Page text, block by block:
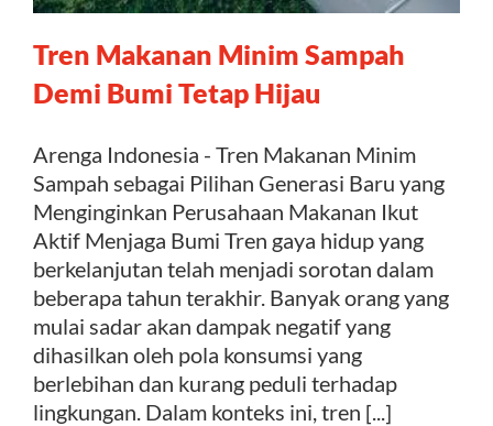
Kontak
Tren Makanan Minim Sampah
Demi Bumi Tetap Hijau
Arenga Indonesia - Tren Makanan Minim
Sampah sebagai Pilihan Generasi Baru yang
Menginginkan Perusahaan Makanan Ikut
Aktif Menjaga Bumi Tren gaya hidup yang
berkelanjutan telah menjadi sorotan dalam
beberapa tahun terakhir. Banyak orang yang
mulai sadar akan dampak negatif yang
dihasilkan oleh pola konsumsi yang
berlebihan dan kurang peduli terhadap
lingkungan. Dalam konteks ini, tren [...]